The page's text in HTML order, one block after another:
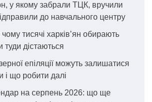
у якому забрали ТЦК, вручили
до навчального центру
чому тисячі харків’ян обирають
туди дістаються
епіляції можуть залишатися
і що робити далі
на серпень 2026: що ще